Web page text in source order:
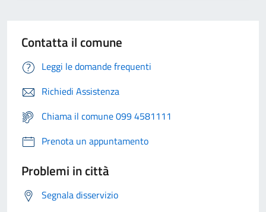
Contatta il comune
Leggi le domande frequenti
Richiedi Assistenza
Chiama il comune 099 4581111
Prenota un appuntamento
Problemi in città
Segnala disservizio